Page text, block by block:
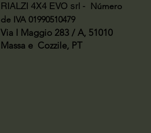
RIALZI 4X4 EVO srl - Número
de IVA 01990510479
Via I Maggio 283 / A, 51010
Massa e Cozzile, PT